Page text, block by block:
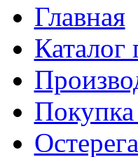
Главная
Каталог